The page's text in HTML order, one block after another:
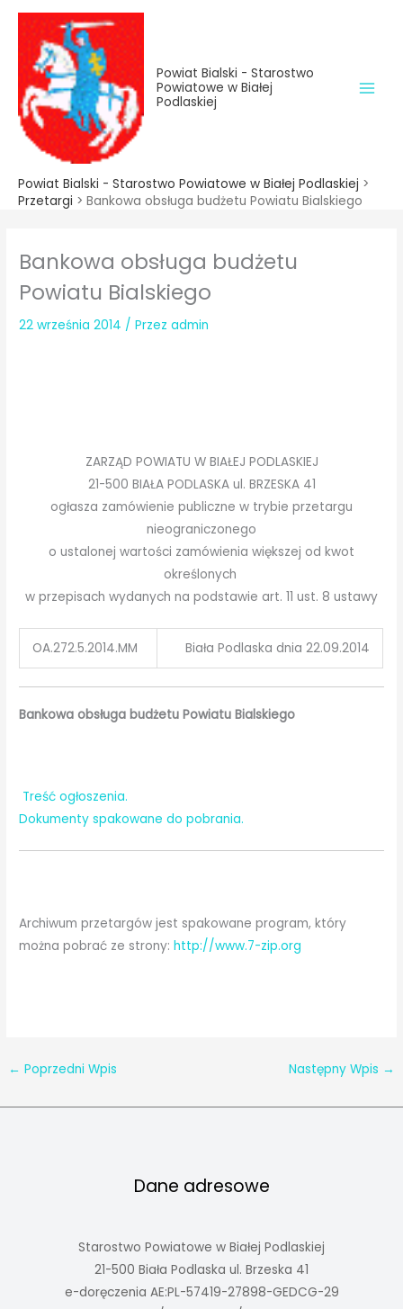
treści
Przejdź
treści
Powiat Bialski - Starostwo
Powiatowe w Białej
Podlaskiej
Powiat Bialski - Starostwo Powiatowe w Białej Podlaskiej >
Przetargi > Bankowa obsługa budżetu Powiatu Bialskiego
Bankowa obsługa budżetu
Powiatu Bialskiego
22 września 2014 / Przezadmin
ZARZĄD POWIATU W BIAŁEJ PODLASKIEJ
21-500 BIAŁA PODLASKA ul. BRZESKA 41
ogłasza zamówienie publiczne w trybie przetargu
nieograniczonego
o ustalonej wartości zamówienia większej od kwot
określonych
w przepisach wydanych na podstawie art. 11 ust. 8 ustawy
OA.272.5.2014.MM Biała Podlaska dnia 22.09.2014
Bankowa obsługa budżetu Powiatu Bialskiego
Treść ogłoszenia.
Dokumenty spakowane do pobrania.
Archiwum przetargów jest spakowane program, który
można pobrać ze strony:http://www.7-zip.org
← Poprzedni Wpis Następny Wpis →
Dane adresowe
Starostwo Powiatowe w Białej Podlaskiej
21-500 Biała Podlaska ul. Brzeska 41
e-doręczenia AE:PL-57419-27898-GEDCG-29